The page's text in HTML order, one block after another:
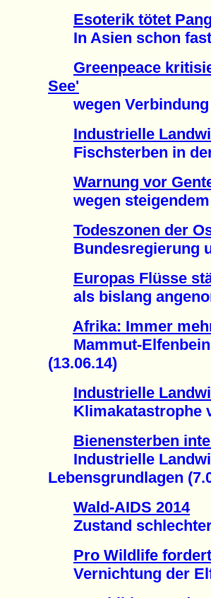
Esoterik tötet
In Asien schon fast
Greenpeace
See'
wegen Verbindung
Industrielle
Fischsterben in der
Warnung vor
wegen steigendem
Todeszonen der
Bundesregierung
Europas Flüsse
als bislang
Afrika: Immer
Mammut-Elfenbein
(13.06.14)
Industrielle
Klimakatastrophe
Bienensterben
Industrielle
Lebensgrundlagen
Wald-AIDS 2014
Zustand schlechter
Pro Wildlife
Vernichtung der